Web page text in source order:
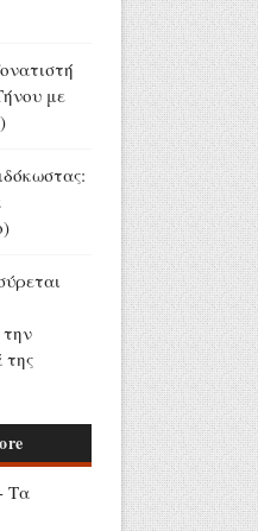
με
στο
άνω
Η ΕΡΤ
με
της
Τα